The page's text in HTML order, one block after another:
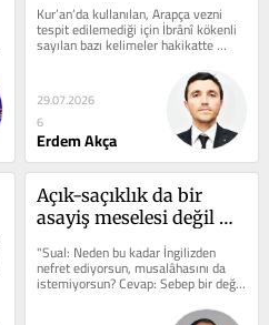
Arapça Kökleri ve
Vezinlerinin Tespiti
Kur’an’da kullanılan, Arapça vezni
tespit edilemediği için İbrânî kökenli
sayılan bazı kelimeler hakikatte
Arapça’dırlar....
29.07.2026
6
Erdem Akça
Açık-saçıklık da bir
asayiş meselesi değil
"Sual: Neden bu kadar İngilizden
nefret ediyorsun, musalâhasını da
istemiyorsun? Cevap: Sebep bir değil,
bindir. Bana en ziyade şedid